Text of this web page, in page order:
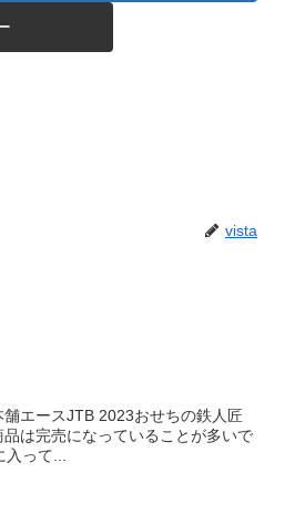
vista
エースJTB 2023おせちの鉄人匠
は完売になっていることが多いで
って...